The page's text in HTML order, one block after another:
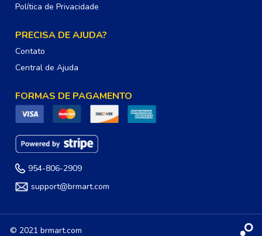
Política de Privacidade
PRECISA DE AJUDA?
Contato
Central de Ajuda
FORMAS DE PAGAMENTO
954-806-2909
support@brmart.com
© 2021 brmart.com